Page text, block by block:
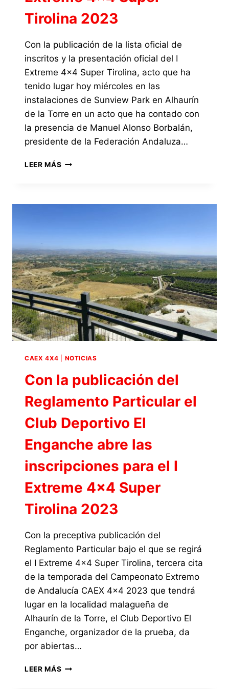
Tirolina 2023
Con la publicación de la lista oficial de
inscritos y la presentación oficial del I
Extreme 4×4 Super Tirolina, acto que ha
tenido lugar hoy miércoles en las
instalaciones de Sunview Park en Alhaurín
de la Torre en un acto que ha contado con
la presencia de Manuel Alonso Borbalán,
presidente de la Federación Andaluza…
LEER MÁS LAS
PARK
LA
TORRE
HAN
ACOGIDO
LA
PRESENTACIÓN
OFICIAL
DEL
I
4×4
TIROLINA
2023
CAEX 4X4 NOTICIAS
Con la publicación del
Reglamento Particular el
Club Deportivo El
Enganche abre las
inscripciones para el I
Extreme 4×4 Super
Tirolina 2023
Con la preceptiva publicación del
Reglamento Particular bajo el que se regirá
el I Extreme 4×4 Super Tirolina, tercera cita
de la temporada del Campeonato Extremo
de Andalucía CAEX 4×4 2023 que tendrá
lugar en la localidad malagueña de
Alhaurín de la Torre, el Club Deportivo El
Enganche, organizador de la prueba, da
por abiertas…
LEER MÁS CON